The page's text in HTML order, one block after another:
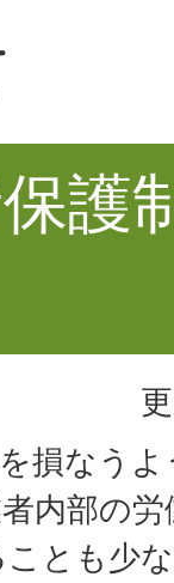
護
損なう
内部の
とも少